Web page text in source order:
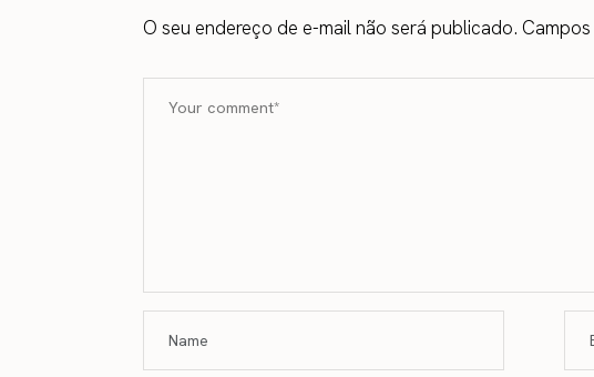
O seu endereço de e-mail não será publicado.